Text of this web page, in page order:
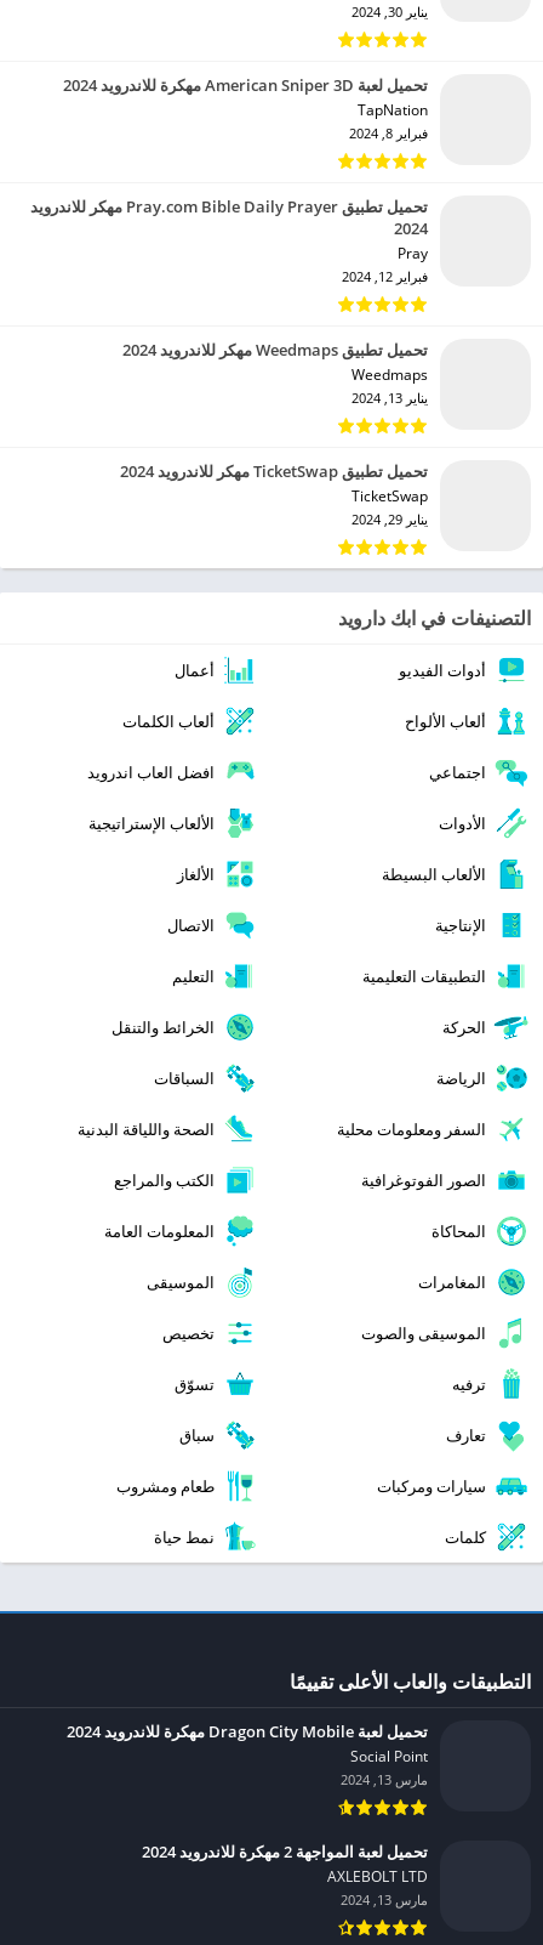
يناير 30, 2024
تحميل لعبة American Sniper 3D مهكرة للاندرويد 2024
TapNation‏
فبراير 8, 2024
تحميل تطبيق Pray.com Bible Daily Prayer مهكر للاندرويد
2024
Pray‏
فبراير 12, 2024
تحميل تطبيق Weedmaps مهكر للاندرويد 2024
Weedmaps‏
يناير 13, 2024
تحميل تطبيق TicketSwap مهكر للاندرويد 2024
TicketSwap‏
يناير 29, 2024
التصنيفات في ابك دارويد
أدوات الفيديو أعمال
ألعاب الألواح ألعاب الكلمات
اجتماعي افضل العاب اندرويد
الأدوات الألعاب الإستراتيجية
الألعاب البسيطة الألغاز
الإنتاجية الاتصال
التطبيقات التعليمية التعليم
الحركة الخرائط والتنقل
الرياضة السباقات
السفر ومعلومات محلية الصحة واللياقة البدنية
الصور الفوتوغرافية الكتب والمراجع
المحاكاة المعلومات العامة
المغامرات الموسيقى
الموسيقى والصوت تخصيص
ترفيه تسوّق
تعارف سباق
سيارات ومركبات طعام ومشروب
كلمات نمط حياة
التطبيقات والعاب الأعلى تقييمًا
تحميل لعبة Dragon City Mobile مهكرة للاندرويد 2024
Social Point‏
مارس 13, 2024
تحميل لعبة المواجهة 2 مهكرة للاندرويد 2024
AXLEBOLT LTD‏
مارس 13, 2024